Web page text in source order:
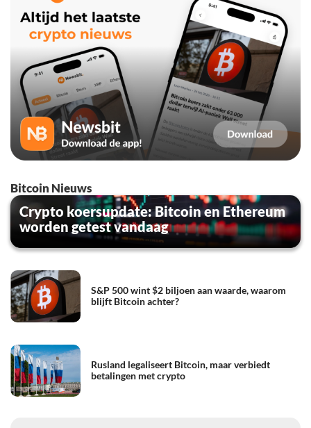
Bitcoin Nieuws
Crypto koersupdate: Bitcoin en Ethereum
worden getest vandaag
S&P 500 wint $2 biljoen aan waarde, waarom
blijft Bitcoin achter?
Rusland legaliseert Bitcoin, maar verbiedt
betalingen met crypto